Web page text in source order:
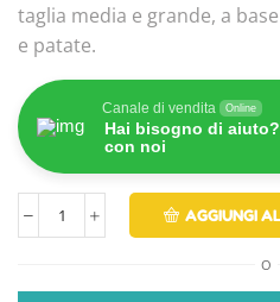
taglia media e grande, a
e patate.
Canale di vendita Online
Hai bisogno di
con noi
AGGIUNGI
O